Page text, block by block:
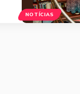
NOTÍCIAS